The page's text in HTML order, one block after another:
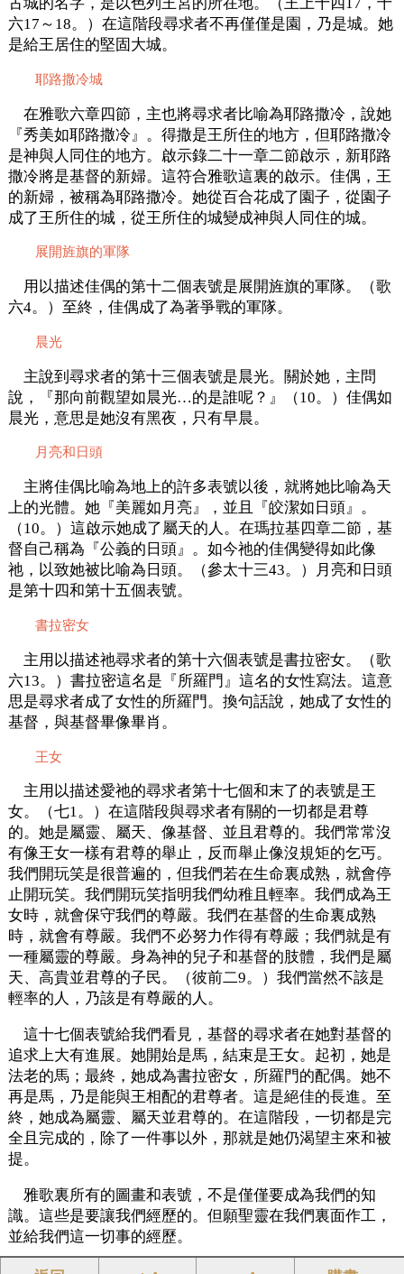
六17～18。）在這階段尋求者不再僅僅是園，乃是城。她
是給王居住的堅固大城。
耶路撒冷城
在雅歌六章四節，主也將尋求者比喻為耶路撒冷，說她
『秀美如耶路撒冷』。得撒是王所住的地方，但耶路撒冷
是神與人同住的地方。啟示錄二十一章二節啟示，新耶路
撒冷將是基督的新婦。這符合雅歌這裏的啟示。佳偶，王
的新婦，被稱為耶路撒冷。她從百合花成了園子，從園子
成了王所住的城，從王所住的城變成神與人同住的城。
展開旌旗的軍隊
用以描述佳偶的第十二個表號是展開旌旗的軍隊。（歌
六4。）至終，佳偶成了為著爭戰的軍隊。
晨光
主說到尋求者的第十三個表號是晨光。關於她，主問
說，『那向前觀望如晨光…的是誰呢？』（10。）佳偶如
晨光，意思是她沒有黑夜，只有早晨。
月亮和日頭
主將佳偶比喻為地上的許多表號以後，就將她比喻為天
上的光體。她『美麗如月亮』，並且『皎潔如日頭』。
（10。）這啟示她成了屬天的人。在瑪拉基四章二節，基
督自己稱為『公義的日頭』。如今祂的佳偶變得如此像
祂，以致她被比喻為日頭。（參太十三43。）月亮和日頭
是第十四和第十五個表號。
書拉密女
主用以描述祂尋求者的第十六個表號是書拉密女。（歌
六13。）書拉密這名是『所羅門』這名的女性寫法。這意
思是尋求者成了女性的所羅門。換句話說，她成了女性的
基督，與基督畢像畢肖。
王女
主用以描述愛祂的尋求者第十七個和末了的表號是王
女。（七1。）在這階段與尋求者有關的一切都是君尊
的。她是屬靈、屬天、像基督、並且君尊的。我們常常沒
有像王女一樣有君尊的舉止，反而舉止像沒規矩的乞丐。
我們開玩笑是很普遍的，但我們若在生命裏成熟，就會停
止開玩笑。我們開玩笑指明我們幼稚且輕率。我們成為王
女時，就會保守我們的尊嚴。我們在基督的生命裏成熟
時，就會有尊嚴。我們不必努力作得有尊嚴；我們就是有
一種屬靈的尊嚴。身為神的兒子和基督的肢體，我們是屬
天、高貴並君尊的子民。（彼前二9。）我們當然不該是
輕率的人，乃該是有尊嚴的人。
這十七個表號給我們看見，基督的尋求者在她對基督的
追求上大有進展。她開始是馬，結束是王女。起初，她是
法老的馬；最終，她成為書拉密女，所羅門的配偶。她不
再是馬，乃是能與王相配的君尊者。這是絕佳的長進。至
終，她成為屬靈、屬天並君尊的。在這階段，一切都是完
全且完成的，除了一件事以外，那就是她仍渴望主來和被
提。
雅歌裏所有的圖畫和表號，不是僅僅要成為我們的知
識。這些是要讓我們經歷的。但願聖靈在我們裏面作工，
並給我們這一切事的經歷。